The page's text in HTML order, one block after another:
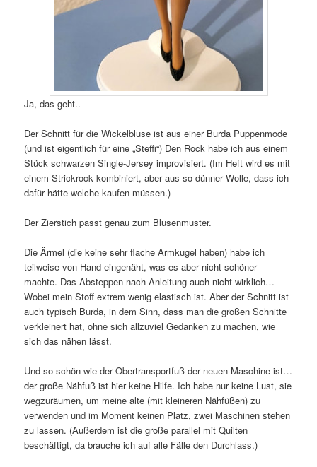
Ja, das geht..
Der Schnitt für die Wickelbluse ist aus einer Burda Puppenmode
(und ist eigentlich für eine „Steffi“) Den Rock habe ich aus einem
Stück schwarzen Single-Jersey improvisiert. (Im Heft wird es mit
einem Strickrock kombiniert, aber aus so dünner Wolle, dass ich
dafür hätte welche kaufen müssen.)
Der Zierstich passt genau zum Blusenmuster.
Die Ärmel (die keine sehr flache Armkugel haben) habe ich
teilweise von Hand eingenäht, was es aber nicht schöner
machte. Das Absteppen nach Anleitung auch nicht wirklich…
Wobei mein Stoff extrem wenig elastisch ist. Aber der Schnitt ist
auch typisch Burda, in dem Sinn, dass man die großen Schnitte
verkleinert hat, ohne sich allzuviel Gedanken zu machen, wie
sich das nähen lässt.
Und so schön wie der Obertransportfuß der neuen Maschine ist…
der große Nähfuß ist hier keine Hilfe. Ich habe nur keine Lust, sie
wegzuräumen, um meine alte (mit kleineren Nähfüßen) zu
verwenden und im Moment keinen Platz, zwei Maschinen stehen
zu lassen. (Außerdem ist die große parallel mit Quilten
beschäftigt, da brauche ich auf alle Fälle den Durchlass.)